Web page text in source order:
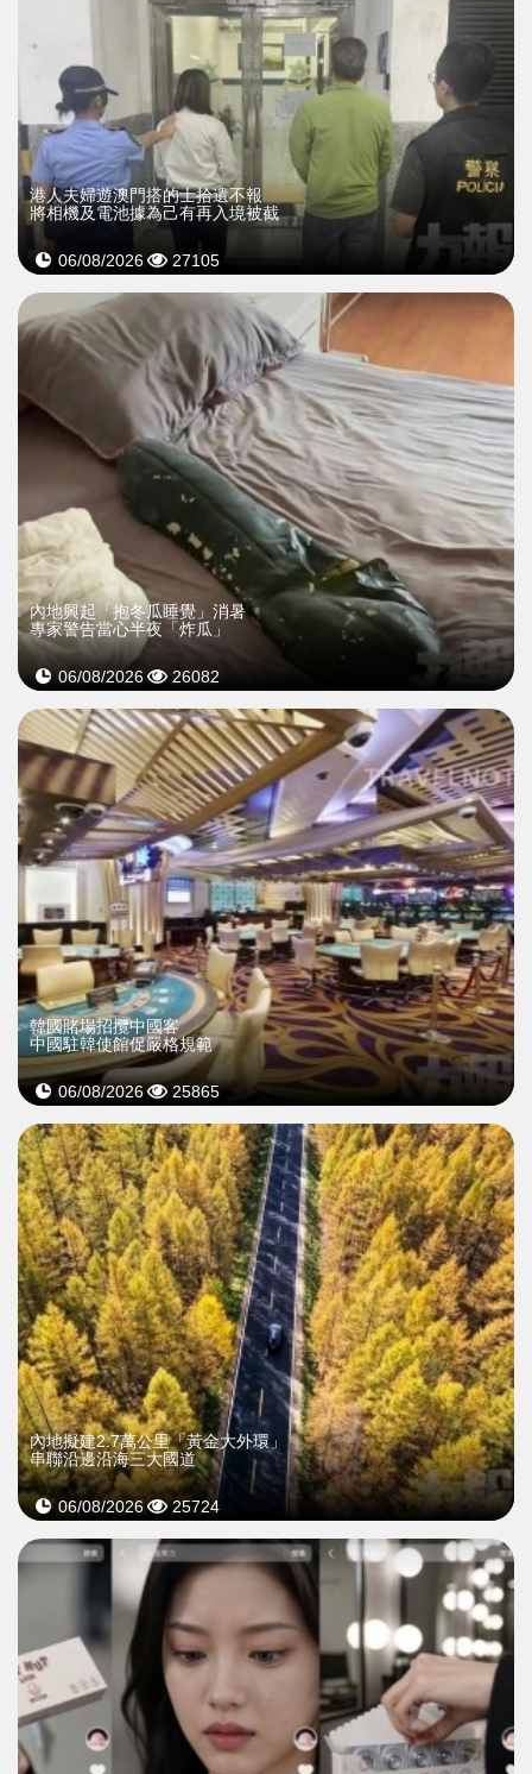
​港人夫婦遊澳門搭的士拾遺不報
將相機及電池據為己有再入境被截
06/08/2026 27105
內地興起「抱冬瓜睡覺」消暑
專家警告當心半夜「炸瓜」
06/08/2026 26082
韓國賭場招攬中國客
中國駐韓使館促嚴格規範
06/08/2026 25865
內地擬建2.7萬公里「黃金大外環」
串聯沿邊沿海三大國道
06/08/2026 25724